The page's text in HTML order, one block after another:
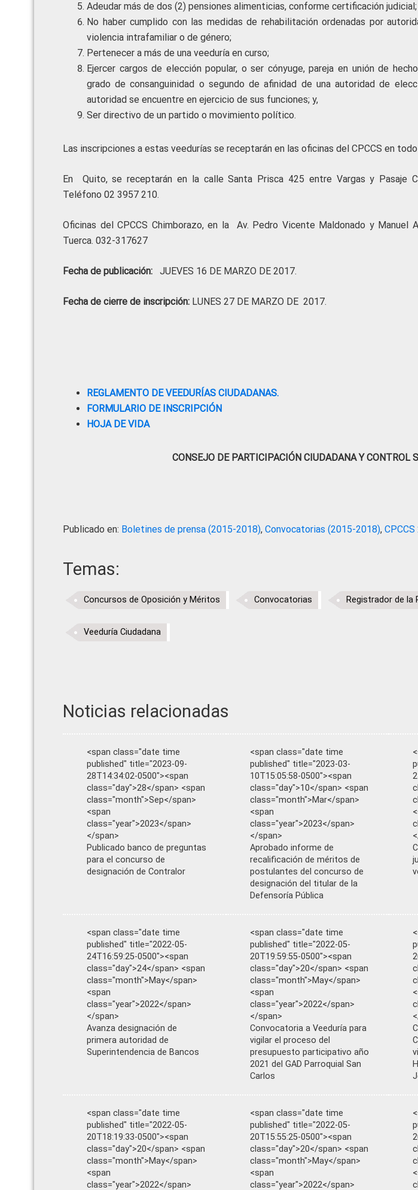
Adeudar más de dos (2) pensiones alimenticias, conforme certificación judicial;
No haber cumplido con las medidas de rehabilitación ordenadas por
violencia intrafamiliar o de género;
Pertenecer a más de una veeduría en curso;
Ejercer cargos de elección popular, o ser cónyuge, pareja en unión de
grado de consanguinidad o segundo de afinidad de una autoridad de
autoridad se encuentre en ejercicio de sus funciones; y,
Ser directivo de un partido o movimiento político.
Las inscripciones a estas veedurías se receptarán en las oficinas del CPCCS en
En Quito, se receptarán en la calle Santa Prisca 425 entre Vargas y Pasaje
Teléfono 02 3957 210.
Oficinas del CPCCS Chimborazo, en la Av. Pedro Vicente Maldonado y Manuel
Tuerca. 032-317627
Fecha de publicación: JUEVES 16 DE MARZO DE 2017.
Fecha de cierre de inscripción: LUNES 27 DE MARZO DE 2017.
REGLAMENTO DE VEEDURÍAS CIUDADANAS.
FORMULARIO DE INSCRIPCIÓN
HOJA DE VIDA
CONSEJO DE PARTICIPACIÓN CIUDADANA Y CONTROL
Publicado en: Boletines de prensa (2015-2018), Convocatorias (2015-2018),
Temas:
Concursos de Oposición y Méritos Convocatorias Registrador de la
Veeduría Ciudadana
Noticias relacionadas
<span class="date time
published" title="2023-09-
28T14:34:02-0500"><span
class="day">28</span> <span
class="month">Sep</span>
<span
class="year">2023</span>
</span>
Publicado banco de preguntas
para el concurso de
designación de Contralor
<span class="date time
published" title="2023-03-
10T15:05:58-0500"><span
class="day">10</span> <span
class="month">Mar</span>
<span
class="year">2023</span>
</span>
Aprobado informe de
recalificación de méritos de
postulantes del concurso de
designación del titular de la
Defensoría Pública
<span class="date time
published" title="2022-05-
24T16:59:25-0500"><span
class="day">24</span> <span
class="month">May</span>
<span
class="year">2022</span>
</span>
Avanza designación de
primera autoridad de
Superintendencia de Bancos
<span class="date time
published" title="2022-05-
20T19:59:55-0500"><span
class="day">20</span> <span
class="month">May</span>
<span
class="year">2022</span>
</span>
Convocatoria a Veeduría para
vigilar el proceso del
presupuesto participativo año
2021 del GAD Parroquial San
Carlos
<span class="date time
published" title="2022-05-
20T18:19:33-0500"><span
class="day">20</span> <span
class="month">May</span>
<span
class="year">2022</span>
<span class="date time
published" title="2022-05-
20T15:55:25-0500"><span
class="day">20</span> <span
class="month">May</span>
<span
class="year">2022</span>